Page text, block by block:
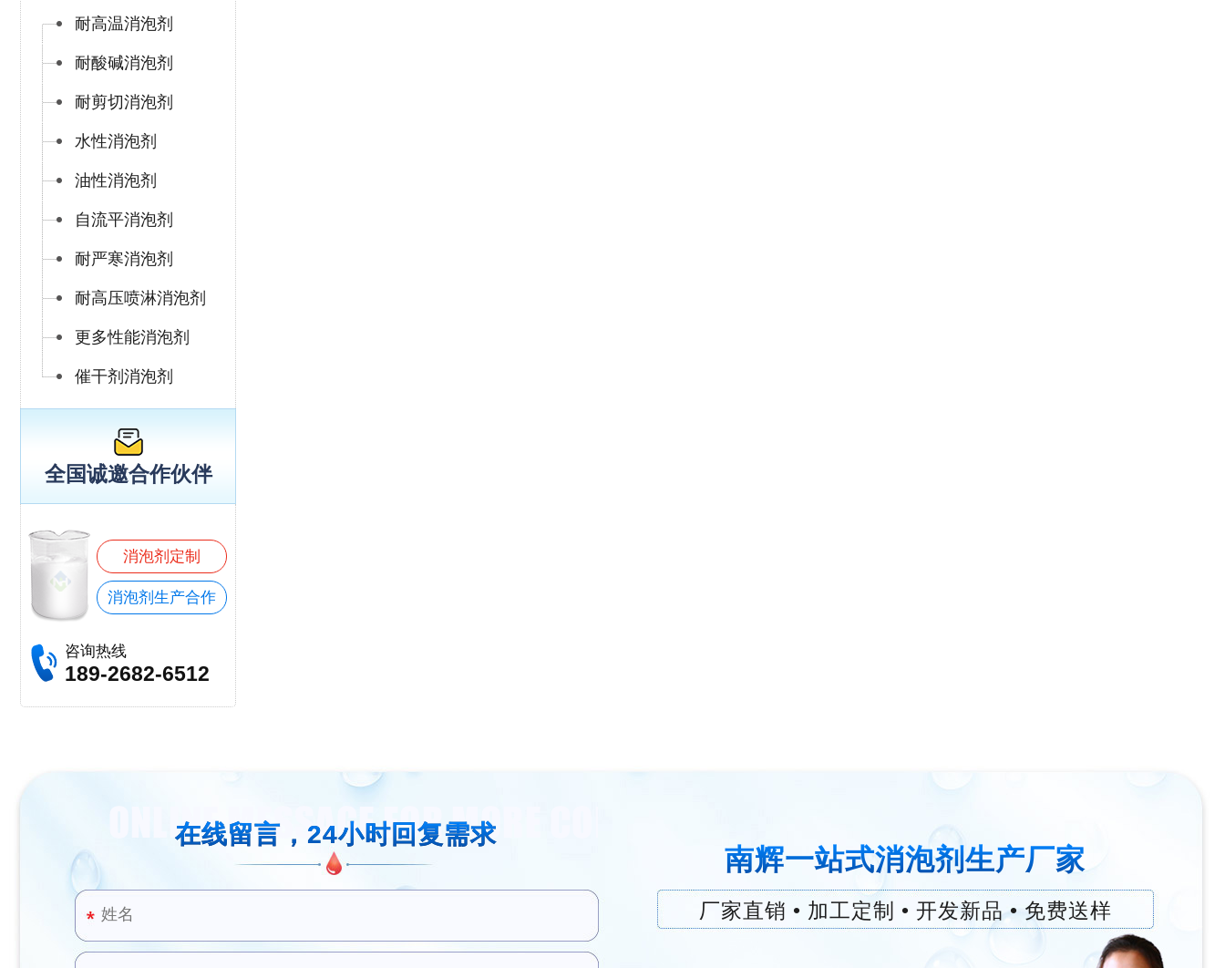
耐高温消泡剂
耐酸碱消泡剂
耐剪切消泡剂
水性消泡剂
油性消泡剂
自流平消泡剂
耐严寒消泡剂
耐高压喷淋消泡剂
更多性能消泡剂
催干剂消泡剂
全国诚邀合作伙伴
消泡剂定制
消泡剂生产合作
咨询热线
189-2682-6512
在线留言，24小时回复需求
南辉一站式消泡剂生产厂家
厂家直销 • 加工定制 • 开发新品 • 免费送样